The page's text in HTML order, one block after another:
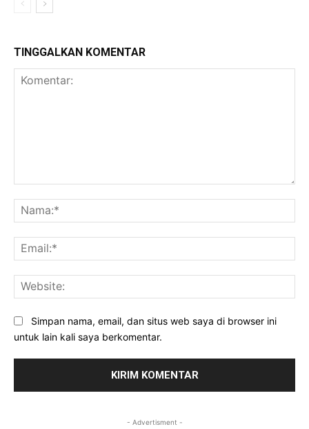
TINGGALKAN KOMENTAR
Simpan nama, email, dan situs web saya di browser ini
untuk lain kali saya berkomentar.
- Advertisment -